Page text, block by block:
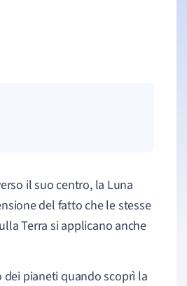
il suo centro, la Luna
del fatto che le stesse
Terra si applicano anche
pianeti quando scoprì la